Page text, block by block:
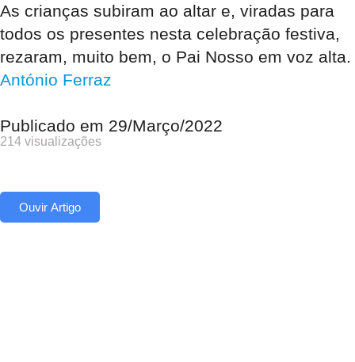
As crianças subiram ao altar e, viradas para
todos os presentes nesta celebração festiva,
rezaram, muito bem, o Pai Nosso em voz alta.
António Ferraz
Publicado em 29/Março/2022
214 visualizações
Ouvir Artigo